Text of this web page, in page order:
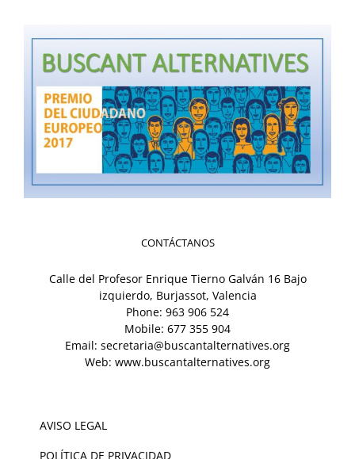
CONTÁCTANOS
Calle del Profesor Enrique Tierno Galván 16 Bajo
izquierdo, Burjassot, Valencia
Phone: 963 906 524
Mobile: 677 355 904
Email: secretaria@buscantalternatives.org
Web: www.buscantalternatives.org
AVISO LEGAL
POLÍTICA DE PRIVACIDAD